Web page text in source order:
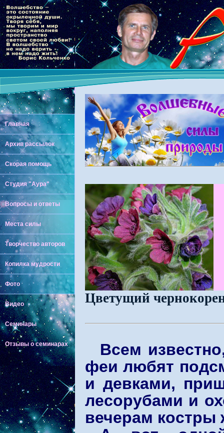
Главная
Архив рассылок
Скорая помощь
Студия "Аура"
Вопросы и ответы
Места силы
Творчество авторов
Копилка мудрости
Фото
Видео
Семинары
Отзывы о семинарах
Цветущий
Всем
феи любят
и девками,
лесорубами и
вечерам костры